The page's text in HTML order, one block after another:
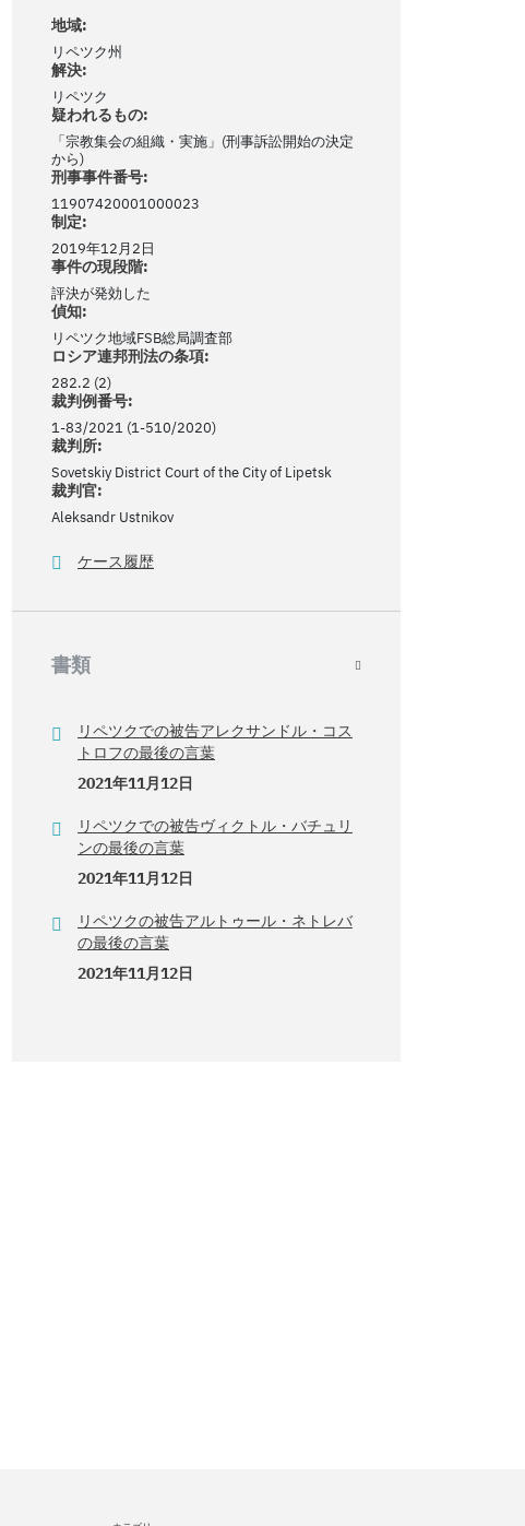
地域:
リペツク州
解決:
リペツク
疑われるもの:
「宗教集会の組織・実施」(刑事訴訟開始の決定
から)
刑事事件番号:
11907420001000023
制定:
2019年12月2日
事件の現段階:
評決が発効した
偵知:
リペツク地域FSB総局調査部
ロシア連邦刑法の条項:
282.2 (2)
裁判例番号:
1-83/2021 (1-510/2020)
裁判所:
Sovetskiy District Court of the City of Lipetsk
裁判官:
Aleksandr Ustnikov
ケース履歴
書類
リペツクでの被告アレクサンドル・コス
トロフの最後の言葉
2021年11月12日
リペツクでの被告ヴィクトル・バチュリ
ンの最後の言葉
2021年11月12日
リペツクの被告アルトゥール・ネトレバ
の最後の言葉
2021年11月12日